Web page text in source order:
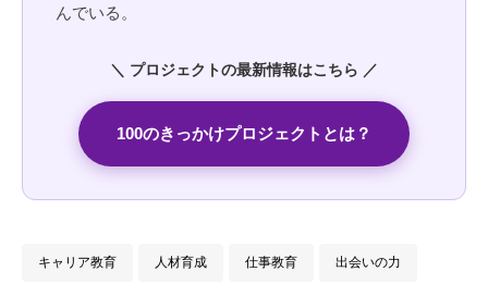
んでいる。
＼ プロジェクトの最新情報はこちら ／
100のきっかけプロジェクトとは？
キャリア教育 人材育成 仕事教育 出会いの力